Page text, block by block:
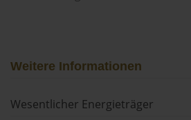
Weitere Informationen
Wesentlicher Energieträger